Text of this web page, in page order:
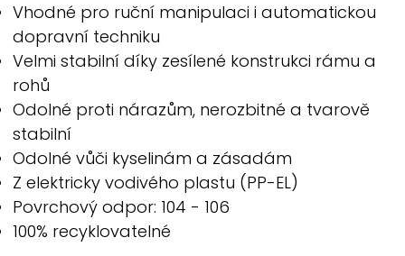
Vhodné pro ruční manipulaci i automatickou
dopravní techniku
Velmi stabilní díky zesílené konstrukci rámu a
rohů
Odolné proti nárazům, nerozbitné a tvarově
stabilní
Odolné vůči kyselinám a zásadám
Z elektricky vodivého plastu (PP-EL)
Povrchový odpor: 104 - 106
100% recyklovatelné